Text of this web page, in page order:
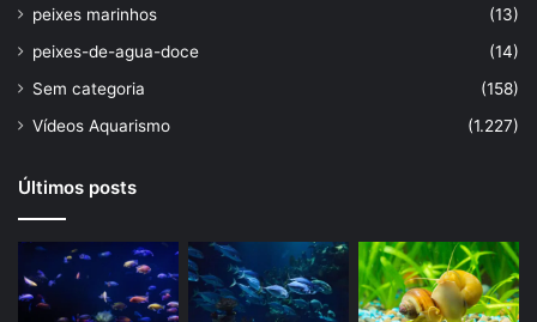
peixes marinhos
(13)
peixes-de-agua-doce
(14)
Sem categoria
(158)
Vídeos Aquarismo
(1.227)
Últimos posts